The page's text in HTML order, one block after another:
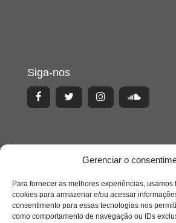
Gerenciar o
Para fornecer as melhores experiências,
cookies para armazenar e/ou acessar
consentimento para essas tecnologias nos
como comportamento de navegação ou IDs
Siga-nos